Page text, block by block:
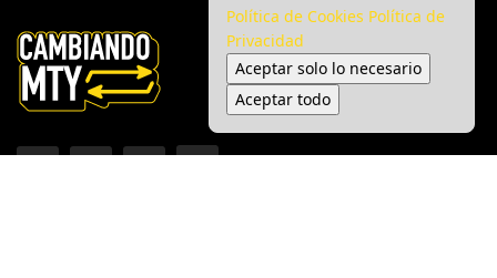
Política de Cookies Política de
Privacidad
Aceptar solo lo necesario
Aceptar todo